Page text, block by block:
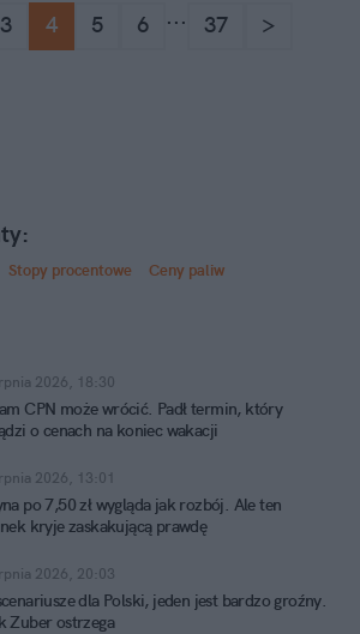
3 4 5 6 ... 37 >
Stopy procentowe Ceny paliw
2026, 18:30
CPN może wrócić. Padł termin, który
o cenach na koniec wakacji
2026, 13:01
po 7,50 zł wygląda jak rozbój. Ale ten
kryje zaskakującą prawdę
2026, 20:03
dla Polski, jeden jest bardzo groźny.
Zuber ostrzega